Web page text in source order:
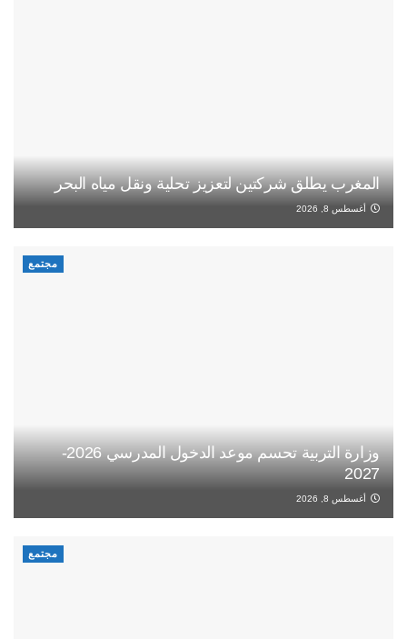
المغرب يطلق شركتين لتعزيز تحلية ونقل مياه البحر
أغسطس 8, 2026
مجتمع
وزارة التربية تحسم موعد الدخول المدرسي 2026-
2027
أغسطس 8, 2026
مجتمع